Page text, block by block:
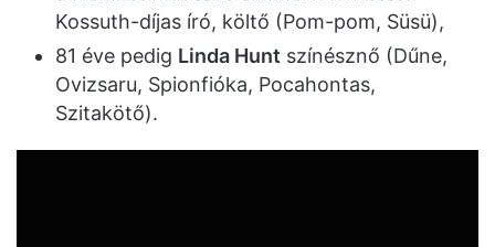
Kossuth-díjas író, költő (Pom-pom, Süsü),
81 éve pedig Linda Hunt színésznő (Dűne,
Ovizsaru, Spionfióka, Pocahontas,
Szitakötő).